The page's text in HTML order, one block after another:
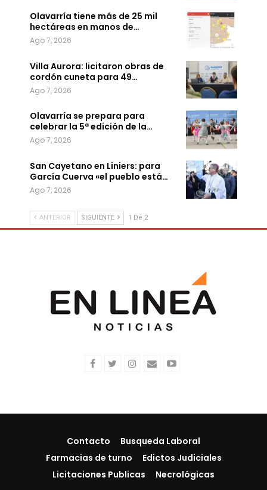
Olavarría tiene más de 25 mil
hectáreas en manos de…
Ago 7, 2026
Villa Aurora: licitaron obras de
cordón cuneta para 49…
Ago 7, 2026
Olavarría se prepara para
celebrar la 5ª edición de la…
Ago 7, 2026
San Cayetano en Liniers: para
García Cuerva «el pueblo está…
Ago 7, 2026
ANTERIOR SIGUIENTE 1 De 2
Contacto
Busqueda Laboral
Farmacias de turno
Edictos Judiciales
Licitaciones Publicas
Necrológicas